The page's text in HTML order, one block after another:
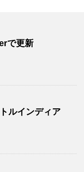
で更新
ルインディア